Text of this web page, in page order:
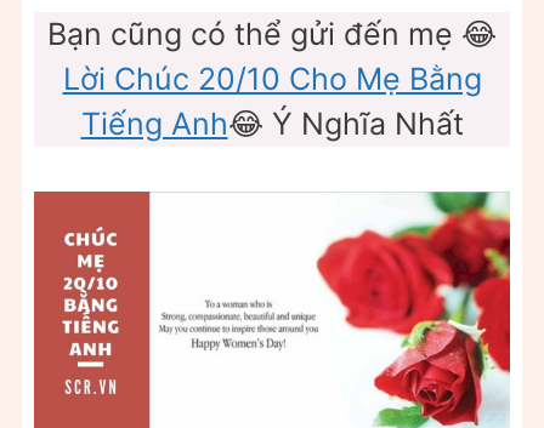
Bạn cũng có thể gửi đến mẹ 😂
Lời Chúc 20/10 Cho Mẹ Bằng
Tiếng Anh😂 Ý Nghĩa Nhất